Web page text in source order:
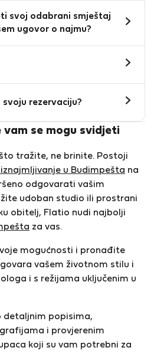
svoj odabrani smještaj
ugovor o najmu?
rezervaciju?
vam se mogu svidjeti
tražite, ne brinite. Postoji
u Budimpešta na
odgovarati vašim
udoban studio ili prostrani
obitelj, Flatio nudi najbolji
za vas.
mogućnosti i pronađite
vašem životnom stilu i
i s režijama uključenim u
detaljnim popisima,
i provjerenim
koji su vam potrebni za